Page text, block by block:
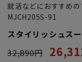
就活などにおすすめ
MJCH205S-91
スタイリッシュス
32,890円